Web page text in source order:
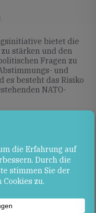
bietet die
stärken und den
Fragen zu
und
es besteht das Risiko
NATO-
die EU diskutieren,
konkret
kann. Die Frage
um seine
verankern und damit
nachhaltig zu